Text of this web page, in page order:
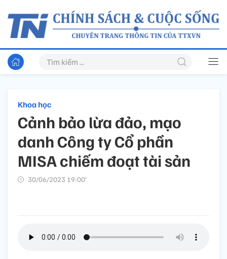
Khoa học
Cảnh bảo lừa đảo, mạo
danh Công ty Cổ phần
MISA chiếm đoạt tài sản
30/06/2023 19:00’